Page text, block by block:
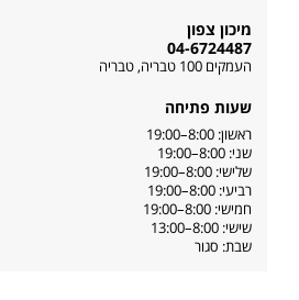
מיכון צפון
04-6724487
העמקים 100 טבריה ,טבריה
שעות פתיחה
ראשון: 8:00–19:00
שני: 8:00–19:00
שלישי: 8:00–19:00
רביעי: 8:00–19:00
חמישי: 8:00–19:00
שישי: 8:00–13:00
שבת: סגור